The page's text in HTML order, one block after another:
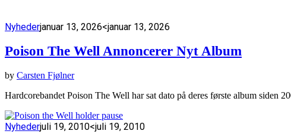
Nyhederjanuar 13, 2026<januar 13, 2026
Poison The Well Annoncerer Nyt Album
by Carsten Fjølner
Hardcorebandet Poison The Well har sat dato på deres første album siden
Nyhederjuli 19, 2010<juli 19, 2010